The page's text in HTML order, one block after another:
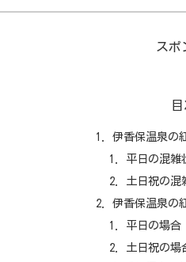
スポ
伊香保温泉の
平日の混雑
土日祝の混
伊香保温泉の
平日の場合
土日祝の場